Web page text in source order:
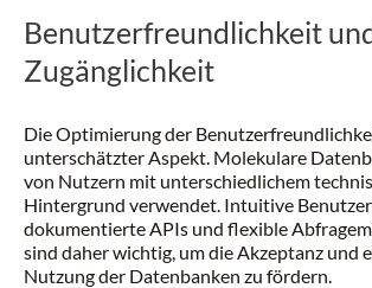
Benutzerfreundlichkeit
Zugänglichkeit
Die Optimierung der
unterschätzter Aspekt. Molekulare
von Nutzern mit unterschiedlichem
Hintergrund verwendet. Intuitive
dokumentierte APIs und flexible
sind daher wichtig, um die Akzeptanz und
Nutzung der Datenbanken zu fördern.